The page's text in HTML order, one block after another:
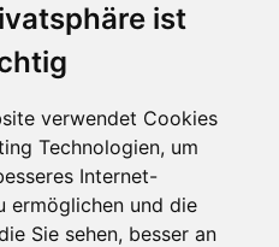
ist
verwendet Cookies
Technologien, um
Internet-
ermöglichen und die
Sie sehen, besser an
kostenlos
über 80 EUR
und Rückgabe
jederzeit innerhalb von 90 Tagen
wir einen Baum! Mehr lesen